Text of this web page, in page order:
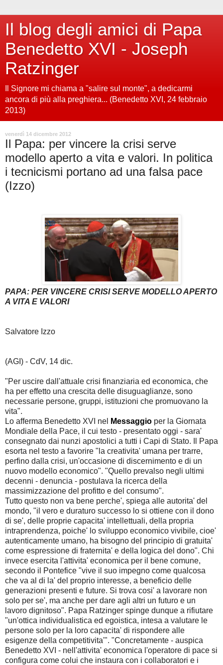
Il blog degli amici di Papa
Benedetto XVI - Joseph
Ratzinger
Il Signore mi chiama a "salire sul monte", a dedicarmi
ancora di più alla preghiera... (Benedetto XVI, 24 febbraio
2013)
venerdì 14 dicembre 2012
Il Papa: per vincere la crisi serve
modello aperto a vita e valori. In politica
i tecnicismi portano ad una falsa pace
(Izzo)
PAPA: PER VINCERE CRISI SERVE MODELLO APERTO
A VITA E VALORI
Salvatore Izzo
(AGI) - CdV, 14 dic.
"Per uscire dall'attuale crisi finanziaria ed economica, che
ha per effetto una crescita delle disuguaglianze, sono
necessarie persone, gruppi, istituzioni che promuovano la
vita".
Lo afferma Benedetto XVI nel
Messaggio per la Giornata
Mondiale della Pace, il cui testo - presentato oggi - sara'
consegnato dai nunzi apostolici a tutti i Capi di Stato. Il Papa
esorta nel testo a favorire "la creativita' umana per trarre,
perfino dalla crisi, un'occasione di discernimento e di un
nuovo modello economico". "Quello prevalso negli ultimi
decenni - denuncia - postulava la ricerca della
massimizzazione del profitto e del consumo".
Tutto questo non va bene perche', spiega alle autorita' del
mondo, "il vero e duraturo successo lo si ottiene con il dono
di se', delle proprie capacita' intellettuali, della propria
intraprendenza, poiche' lo sviluppo economico vivibile, cioe'
autenticamente umano, ha bisogno del principio di gratuita'
come espressione di fraternita' e della logica del dono". Chi
invece esercita l'attivita' economica per il bene comune,
secondo il Pontefice "vive il suo impegno come qualcosa
che va al di la' del proprio interesse, a beneficio delle
generazioni presenti e future. Si trova cosi' a lavorare non
solo per se', ma anche per dare agli altri un futuro e un
lavoro dignitoso". Papa Ratzinger spinge dunque a rifiutare
"un'ottica individualistica ed egoistica, intesa a valutare le
persone solo per la loro capacita' di rispondere alle
esigenze della competitivita'". "Concretamente - auspica
Benedetto XVI - nell'attivita' economica l'operatore di pace si
configura come colui che instaura con i collaboratori e i